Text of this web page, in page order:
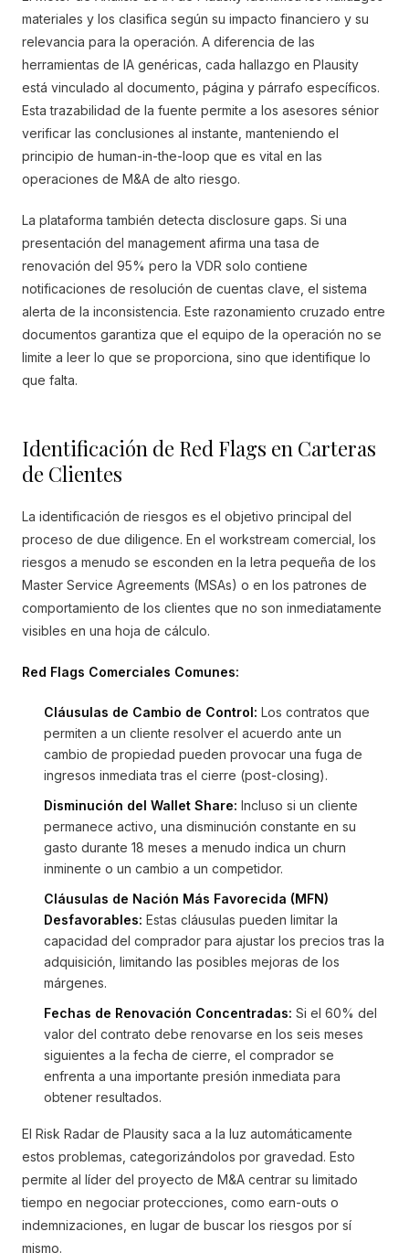
materiales y los clasifica según su impacto financiero y su
relevancia para la operación. A diferencia de las
herramientas de IA genéricas, cada hallazgo en Plausity
está vinculado al documento, página y párrafo específicos.
Esta trazabilidad de la fuente permite a los asesores sénior
verificar las conclusiones al instante, manteniendo el
principio de human-in-the-loop que es vital en las
operaciones de M&A de alto riesgo.
La plataforma también detecta disclosure gaps. Si una
presentación del management afirma una tasa de
renovación del 95% pero la VDR solo contiene
notificaciones de resolución de cuentas clave, el sistema
alerta de la inconsistencia. Este razonamiento cruzado entre
documentos garantiza que el equipo de la operación no se
limite a leer lo que se proporciona, sino que identifique lo
que falta.
Identificación de Red Flags en Carteras
de Clientes
La identificación de riesgos es el objetivo principal del
proceso de due diligence. En el workstream comercial, los
riesgos a menudo se esconden en la letra pequeña de los
Master Service Agreements (MSAs) o en los patrones de
comportamiento de los clientes que no son inmediatamente
visibles en una hoja de cálculo.
Red Flags Comerciales Comunes:
Cláusulas de Cambio de Control: Los contratos que
permiten a un cliente resolver el acuerdo ante un
cambio de propiedad pueden provocar una fuga de
ingresos inmediata tras el cierre (post-closing).
Disminución del Wallet Share: Incluso si un cliente
permanece activo, una disminución constante en su
gasto durante 18 meses a menudo indica un churn
inminente o un cambio a un competidor.
Cláusulas de Nación Más Favorecida (MFN)
Desfavorables: Estas cláusulas pueden limitar la
capacidad del comprador para ajustar los precios tras la
adquisición, limitando las posibles mejoras de los
márgenes.
Fechas de Renovación Concentradas: Si el 60% del
valor del contrato debe renovarse en los seis meses
siguientes a la fecha de cierre, el comprador se
enfrenta a una importante presión inmediata para
obtener resultados.
El Risk Radar de Plausity saca a la luz automáticamente
estos problemas, categorizándolos por gravedad. Esto
permite al líder del proyecto de M&A centrar su limitado
tiempo en negociar protecciones, como earn-outs o
indemnizaciones, en lugar de buscar los riesgos por sí
mismo.